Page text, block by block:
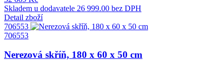
Skladem u dodavatele 26 999.00 bez DPH
Detail zboží
706553
706553
Nerezová skříň, 180 x 60 x 50 cm